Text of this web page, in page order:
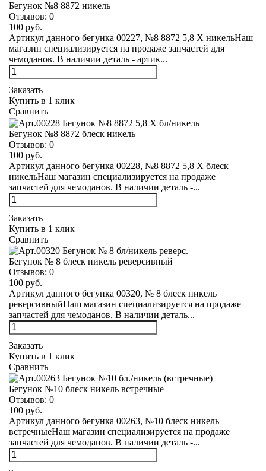
Бегунок №8 8872 никель
Отзывов: 0
100 руб.
Артикул данного бегунка 00227, №8 8872 5,8 Х никельНаш
магазин специализируется на продаже запчастей для
чемоданов. В наличии деталь - артик...
Заказать
Купить в 1 клик
Сравнить
Бегунок №8 8872 блеск никель
Отзывов: 0
100 руб.
Артикул данного бегунка 00228, №8 8872 5,8 Х блеск
никельНаш магазин специализируется на продаже
запчастей для чемоданов. В наличии деталь -...
Заказать
Купить в 1 клик
Сравнить
Бегунок № 8 блеск никель реверсивный
Отзывов: 0
100 руб.
Артикул данного бегунка 00320, № 8 блеск никель
реверсивныйНаш магазин специализируется на продаже
запчастей для чемоданов. В наличии деталь...
Заказать
Купить в 1 клик
Сравнить
Бегунок №10 блеск никель встречные
Отзывов: 0
100 руб.
Артикул данного бегунка 00263, №10 блеск никель
встречныеНаш магазин специализируется на продаже
запчастей для чемоданов. В наличии деталь -...